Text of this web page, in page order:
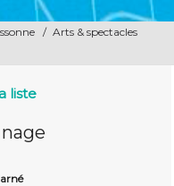
/ Arts & spectacles
liste